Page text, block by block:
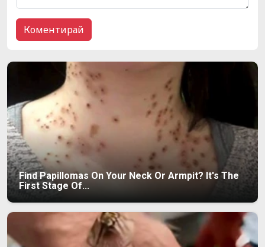
Find Papillomas On Your Neck Or Armpit? It's The
First Stage Of...